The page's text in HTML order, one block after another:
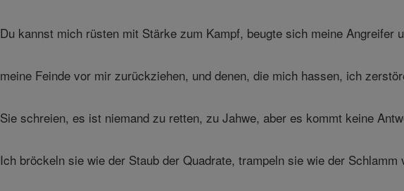
Du kannst mich rüsten mit Stärke zum Kampf, beugte sich meine Angreifer
meine Feinde vor mir zurückziehen, und denen, die mich hassen, ich
Sie schreien, es ist niemand zu retten, zu Jahwe, aber es kommt keine
Ich bröckeln sie wie der Staub der Quadrate, trampeln sie wie der Schlamm